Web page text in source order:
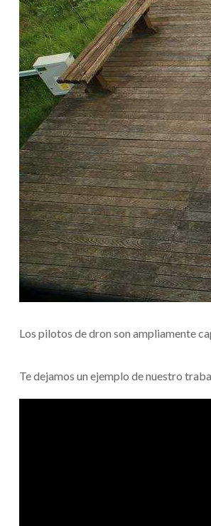
Los pilotos de dron son ampliamente
Te dejamos un ejemplo de nuestro